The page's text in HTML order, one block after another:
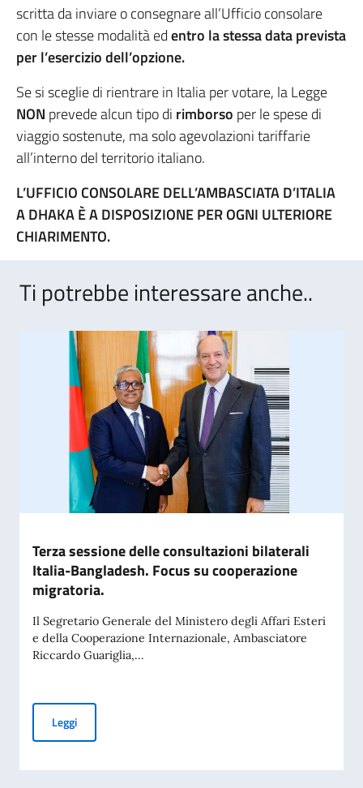
scritta da inviare o consegnare all’Ufficio consolare
con le stesse modalità edentro la stessa data prevista
per l’esercizio dell’opzione.
Se si sceglie di rientrare in Italia per votare, la Legge
NON prevede alcun tipo di rimborso per le spese di
viaggio sostenute, ma solo agevolazioni tariffarie
all’interno del territorio italiano.
L’UFFICIO CONSOLARE DELL’AMBASCIATA D’ITALIA
A DHAKA È A DISPOSIZIONE PER OGNI ULTERIORE
CHIARIMENTO.
Ti potrebbe interessare anche..
Terza sessione delle consultazioni bilaterali
Italia-Bangladesh. Focus su cooperazione
migratoria.
Il Segretario Generale del Ministero degli Affari Esteri
e della Cooperazione Internazionale, Ambasciatore
Riccardo Guariglia,...
LeggiTerza sessione delle consultazioni bilaterali Italia-